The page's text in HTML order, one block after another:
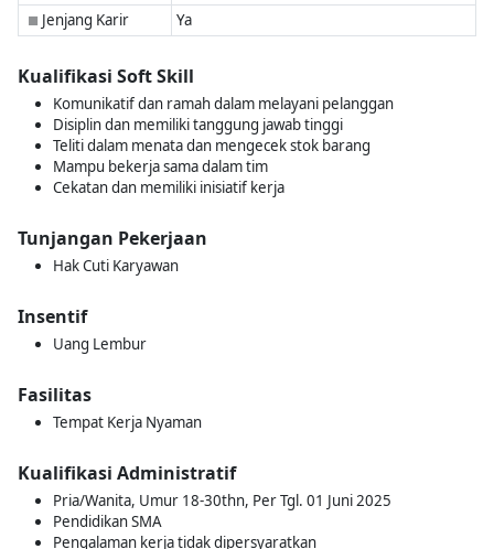
■ Jenjang Karir Ya
Kualifikasi Soft Skill
Komunikatif dan ramah dalam melayani pelanggan
Disiplin dan memiliki tanggung jawab tinggi
Teliti dalam menata dan mengecek stok barang
Mampu bekerja sama dalam tim
Cekatan dan memiliki inisiatif kerja
Tunjangan Pekerjaan
Hak Cuti Karyawan
Insentif
Uang Lembur
Fasilitas
Tempat Kerja Nyaman
Kualifikasi Administratif
Pria/Wanita, Umur 18-30thn, Per Tgl. 01 Juni 2025
Pendidikan SMA
Pengalaman kerja tidak dipersyaratkan